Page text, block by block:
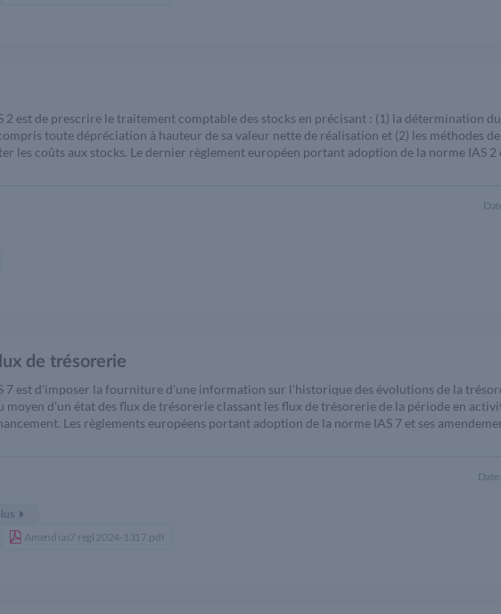
2 est de prescrire le traitement comptable des stocks en précisant : (1) la détermination
toute dépréciation à hauteur de sa valeur nette de réalisation et (2) les méthodes
les coûts aux stocks. Le dernier règlement européen portant adoption de la norme IAS 2
de trésorerie
7 est d'imposer la fourniture d'une information sur l'historique des évolutions de la
d'un état des flux de trésorerie classant les flux de trésorerie de la période en
Les règlements européens portant adoption de la norme IAS 7 et ses
Amend ias7 regl 2024-1317.pdf